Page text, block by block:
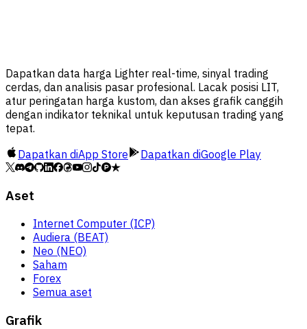
Dapatkan data harga Lighter real-time, sinyal trading
cerdas, dan analisis pasar profesional. Lacak posisi LIT,
atur peringatan harga kustom, dan akses grafik canggih
dengan indikator teknikal untuk keputusan trading yang
tepat.
Dapatkan diApp Store Dapatkan diGoogle Play
Aset
Internet Computer (ICP)
Audiera (BEAT)
Neo (NEO)
Saham
Forex
Semua aset
Grafik